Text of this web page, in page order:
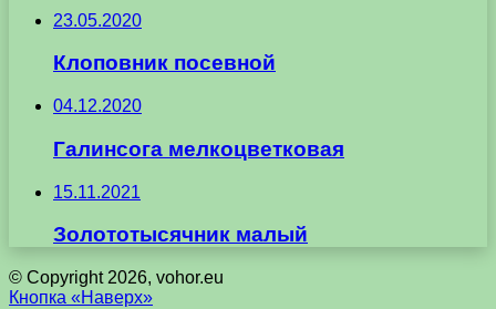
23.05.2020
Клоповник посевной
04.12.2020
Галинсога мелкоцветковая
15.11.2021
Золототысячник малый
© Copyright 2026, vohor.eu
Кнопка «Наверх»